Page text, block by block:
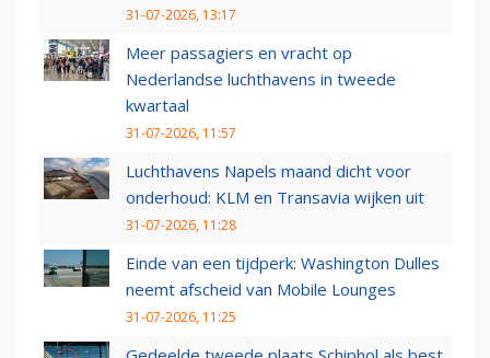
31-07-2026, 13:17
Meer passagiers en vracht op
Nederlandse luchthavens in tweede
kwartaal
31-07-2026, 11:57
Luchthavens Napels maand dicht voor
onderhoud: KLM en Transavia wijken uit
31-07-2026, 11:28
Einde van een tijdperk: Washington Dulles
neemt afscheid van Mobile Lounges
31-07-2026, 11:25